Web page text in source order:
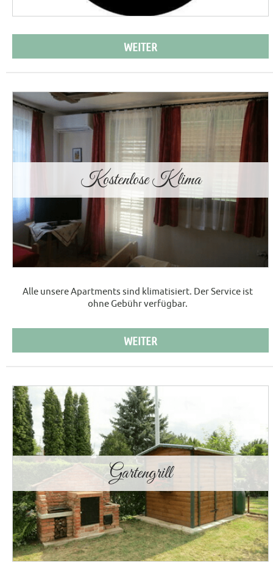
WEITER
Kostenlose Klima
Alle unsere Apartments sind klimatisiert. Der Service ist
ohne Gebühr verfügbar.
WEITER
Gartengrill